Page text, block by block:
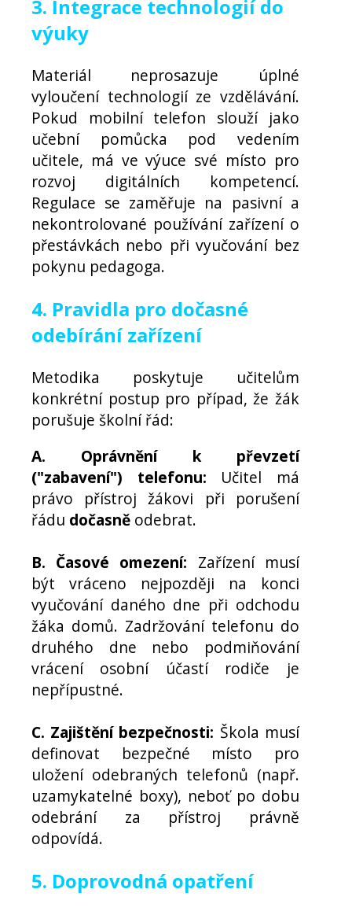
3. Integrace technologií do
výuky
Materiál neprosazuje úplné
vyloučení technologií ze vzdělávání.
Pokud mobilní telefon slouží jako
učební pomůcka pod vedením
učitele, má ve výuce své místo pro
rozvoj digitálních kompetencí.
Regulace se zaměřuje na pasivní a
nekontrolované používání zařízení o
přestávkách nebo při vyučování bez
pokynu pedagoga.
4. Pravidla pro dočasné
odebírání zařízení
Metodika poskytuje učitelům
konkrétní postup pro případ, že žák
porušuje školní řád:
A. Oprávnění k převzetí
("zabavení") telefonu: Učitel má
právo přístroj žákovi při porušení
řádu dočasně odebrat.
B. Časové omezení: Zařízení musí
být vráceno nejpozději na konci
vyučování daného dne při odchodu
žáka domů. Zadržování telefonu do
druhého dne nebo podmiňování
vrácení osobní účastí rodiče je
nepřípustné.
C. Zajištění bezpečnosti: Škola musí
definovat bezpečné místo pro
uložení odebraných telefonů (např.
uzamykatelné boxy), neboť po dobu
odebrání za přístroj právně
odpovídá.
5. Doprovodná opatření